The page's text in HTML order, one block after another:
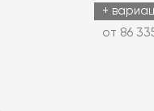
+
от 86